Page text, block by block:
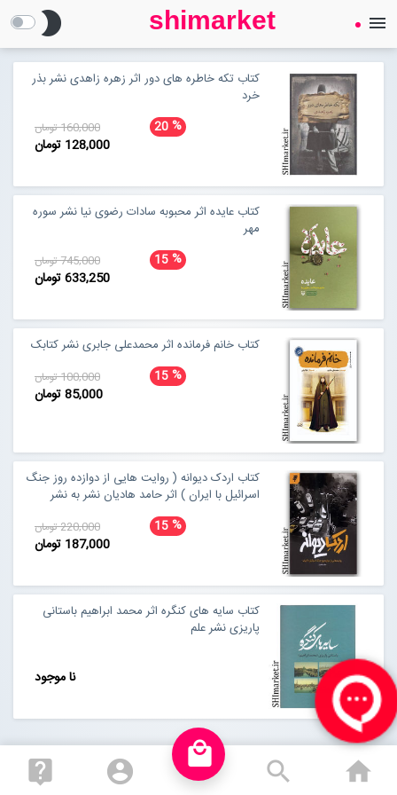
SHIMARKET
فروشگاه اینترنتی کتاب
درباره ما
بلاگ
Open submenu (محصولات)
محصولات
تماس با ما
ورود به سایت
brightness_2 shimarket menu
کتاب تکه خاطره های دور اثر زهره زاهدی نشر بذر
خرد
20% 160,000 تومان
128,000 تومان
کتاب عایده اثر محبوبه سادات رضوی نیا نشر سوره
مهر
15% 745,000 تومان
633,250 تومان
کتاب خانم فرمانده اثر محمدعلی جابری نشر کتابک
15% 100,000 تومان
85,000 تومان
کتاب اردک دیوانه ( روایت هایی از دوازده روز جنگ
اسرائیل با ایران ) اثر حامد هادیان نشر به نشر
15% 220,000 تومان
187,000 تومان
کتاب سایه های کنگره اثر محمد ابراهیم باستانی
پاریزی نشر علم
نا موجود
live_help account_circle
local_mall
search